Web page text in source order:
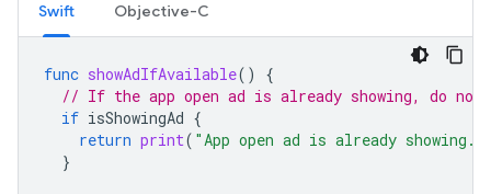
Swift Objective-C
func showAdIfAvailable()
{
// If the app open ad is already showing, do not
if isShowingAd {
return print( "App open ad is already showing."
}